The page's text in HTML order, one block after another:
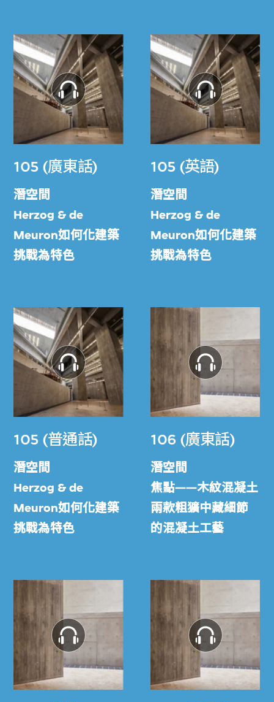
105 (廣東話)
潛空間
Herzog & de
Meuron如何化建築
挑戰為特色
105 (英語)
潛空間
Herzog & de
Meuron如何化建築
挑戰為特色
105 (普通話)
潛空間
Herzog & de
Meuron如何化建築
挑戰為特色
106 (廣東話)
潛空間
焦點——木紋混凝土
兩款粗獷中藏細節
的混凝土工藝